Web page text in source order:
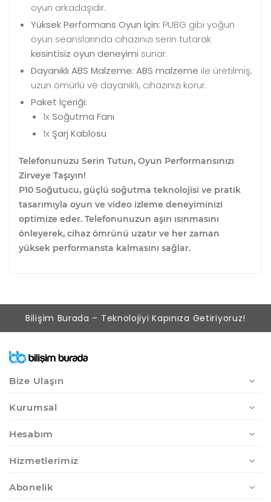
oyun arkadaşıdır.
Yüksek Performans Oyun İçin: PUBG gibi yoğun
oyun seanslarında cihazınızı serin tutarak
kesintisiz oyun deneyimi sunar.
Dayanıklı ABS Malzeme: ABS malzeme ile üretilmiş,
uzun ömürlü ve dayanıklı, cihazınızı korur.
Paket İçeriği:
1xSoğutma Fanı
1xŞarj Kablosu
Telefonunuzu Serin Tutun, Oyun Performansınızı
Zirveye Taşıyın!
P10 Soğutucu, güçlü soğutma teknolojisi ve pratik
tasarımıyla oyun ve video izleme deneyiminizi
optimize eder. Telefonunuzun aşırı ısınmasını
önleyerek, cihaz ömrünü uzatır ve her zaman
yüksek performansta kalmasını sağlar.
Bilişim Burada – Teknolojiyi Kapınıza Getiriyoruz!
Bize Ulaşın
Kurumsal
Hesabım
Hizmetlerimiz
Abonelik